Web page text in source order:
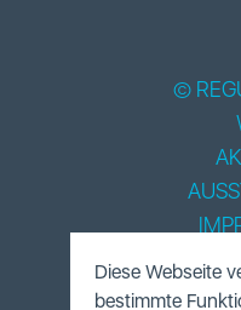
©
Diese Webseite
bestimmte